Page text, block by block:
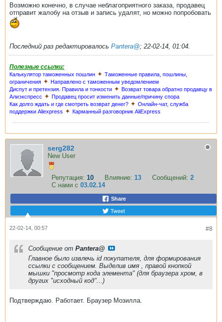
Возможно конечно, в случае неблагоприятного заказа, продавец
отправит жалобу на отзыв и запись удалят, но можно попробовать
Последний раз редактировалось Pantera@; 22-02-14, 01:04
Полезные ссылки:
Калькулятор таможенных пошлин ✦ Таможенные правила, пошлины,
ограничения ✦ Направлено с таможенным уведомлением
Диспут и претензия. Правила и тонкости ✦ Возврат товара обратно продавцу в
Алиэкспресс ✦ Продавец просит изменить данные/причину спора
Как долго ждать и где смотреть возврат денег? ✦ Онлайн-чат, служба
поддержки Aliexpress ✦ Карманный разговорник AliExpress
serg282
New User
Репутация: 10 Влияние: 13 Сообщений: 2
С нами с 03.02.14
Share
Tweet
#8
22-02-14, 00:57
Сообщение от Pantera@
Главное было извлечь id покупателя, для формирования
ссылки с сообщением. Выделив имя , правой кнопкой
мышки "просмотр кода элемента" (для браузера хром, в
других "исходный код"...)
Подтверждаю. Работает. Браузер Мозилла.